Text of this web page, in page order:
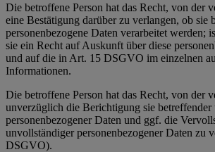
Die betroffene Person hat das Recht, von der
eine Bestätigung darüber zu verlangen, ob sie
personenbezogene Daten verarbeitet werden;
sie ein Recht auf Auskunft über diese
und auf die in Art. 15 DSGVO im einzelnen
Informationen.
Die betroffene Person hat das Recht, von der
unverzüglich die Berichtigung sie betreffender
personenbezogener Daten und ggf. die
unvollständiger personenbezogener Daten zu
DSGVO).